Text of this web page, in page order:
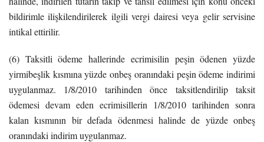
bildirimle ilişkilendirilerek ilgili vergi dairesi veya gelir servisine
intikal ettirilir.
(6) Taksitli ödeme hallerinde ecrimisilin peşin ödenen yüzde
yirmibeşlik kısmına yüzde onbeş oranındaki peşin ödeme indirimi
uygulanmaz. 1/8/2010 tarihinden önce taksitlendirilip taksit
ödemesi devam eden ecrimisillerin 1/8/2010 tarihinden sonra
kalan kısmının bir defada ödenmesi halinde de yüzde onbeş
oranındaki indirim uygulanmaz.